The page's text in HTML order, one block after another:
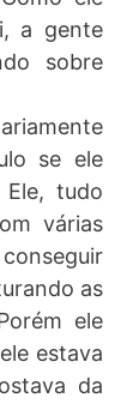
a gente
sobre
se ele
tudo
várias
as
ele
estava
da